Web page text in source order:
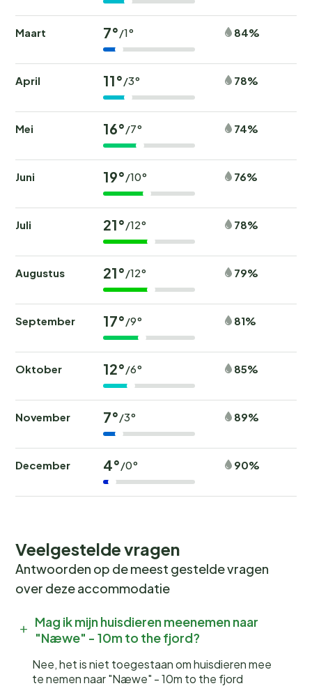
Maart 7°/1° 84%
April 11°/3° 78%
Mei 16°/7° 74%
Juni 19°/10° 76%
Juli 21°/12° 78%
Augustus 21°/12° 79%
September 17°/9° 81%
Oktober 12°/6° 85%
November 7°/3° 89%
December 4°/0° 90%
Veelgestelde vragen
Antwoorden op de meest gestelde vragen
over deze accommodatie
Mag ik mijn huisdieren meenemen naar
"Næwe" - 10m to the fjord?
Nee, het is niet toegestaan om huisdieren mee
te nemen naar "Næwe" - 10m to the fjord